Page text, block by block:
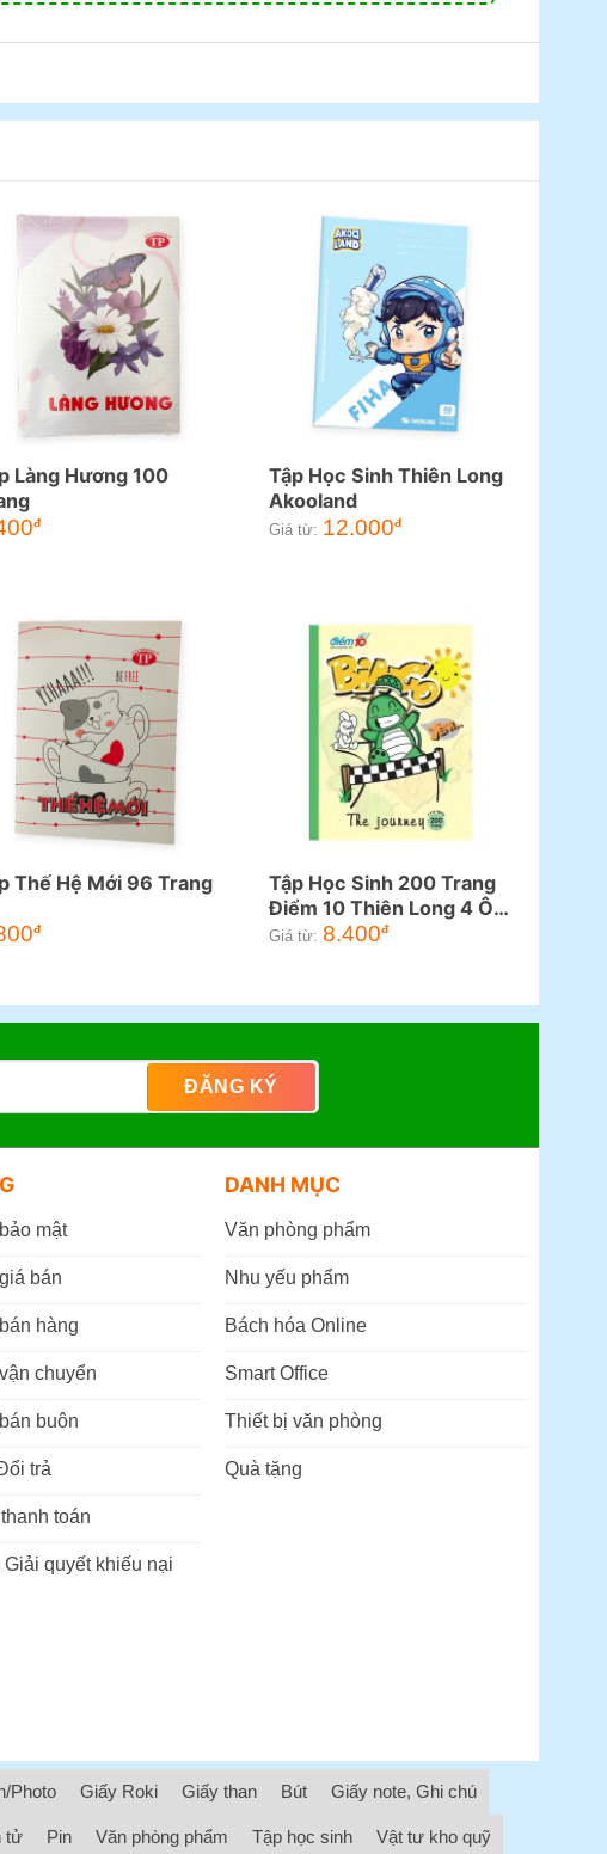
Làng Hương 100
đ
Tập Học Sinh Thiên Long
Akooland
Giá từ: 12.000đ
Thế Hệ Mới 96 Trang
đ
Tập Học Sinh 200 Trang
Điểm 10 Thiên Long 4 Ô
Ly Ngang
Giá từ: 8.400đ
mật
bán
hàng
chuyển
buôn
trả
toán
quyết khiếu nại
DANH MỤC
Văn phòng phẩm
Nhu yếu phẩm
Bách hóa Online
Smart Office
Thiết bị văn phòng
Quà tặng
Photo Giấy Roki Giấy than Bút Giấy note, Ghi chú
tử Pin Văn phòng phẩm Tập học sinh Vật tư kho quỹ